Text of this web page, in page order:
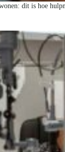
dit is hoe